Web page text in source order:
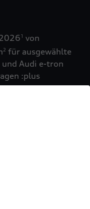
1 von
2 für ausgewählte
Audi e-tron
:plus